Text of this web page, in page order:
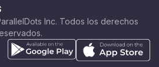
Inc. Todos los derechos